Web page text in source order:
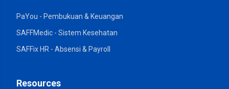
PaYou - Pembukuan & Keuangan
SAFFMedic - Sistem Kesehatan
SAFFix HR - Absensi & Payroll
Resources